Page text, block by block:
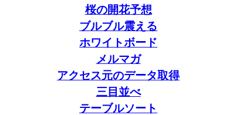
桜の開花予想
ブルブル震える
ホワイトボード
メルマガ
アクセス元のデータ取得
三目並べ
テーブルソート